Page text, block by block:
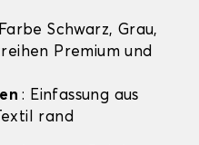
Schwarz, Grau,
Premium und
: Einfassung aus
rand